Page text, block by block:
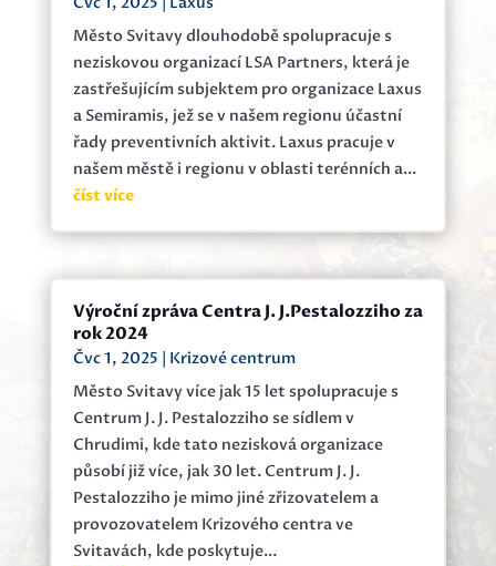
Město Svitavy dlouhodobě spolupracuje s
neziskovou organizací LSA Partners, která je
zastřešujícím subjektem pro organizace Laxus
a Semiramis, jež se v našem regionu účastní
řady preventivních aktivit. Laxus pracuje v
našem městě i regionu v oblasti terénních a...
číst více
Výroční zpráva Centra J. J.Pestalozziho za
rok 2024
Čvc 1, 2025 | Krizové centrum
Město Svitavy více jak 15 let spolupracuje s
Centrum J. J. Pestalozziho se sídlem v
Chrudimi, kde tato nezisková organizace
působí již více, jak 30 let. Centrum J. J.
Pestalozziho je mimo jiné zřizovatelem a
provozovatelem Krizového centra ve
Svitavách, kde poskytuje...